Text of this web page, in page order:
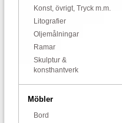
Konst, övrigt, Tryck m.m.
Litografier
Oljemålningar
Ramar
Skulptur &
konsthantverk
Möbler
Bord